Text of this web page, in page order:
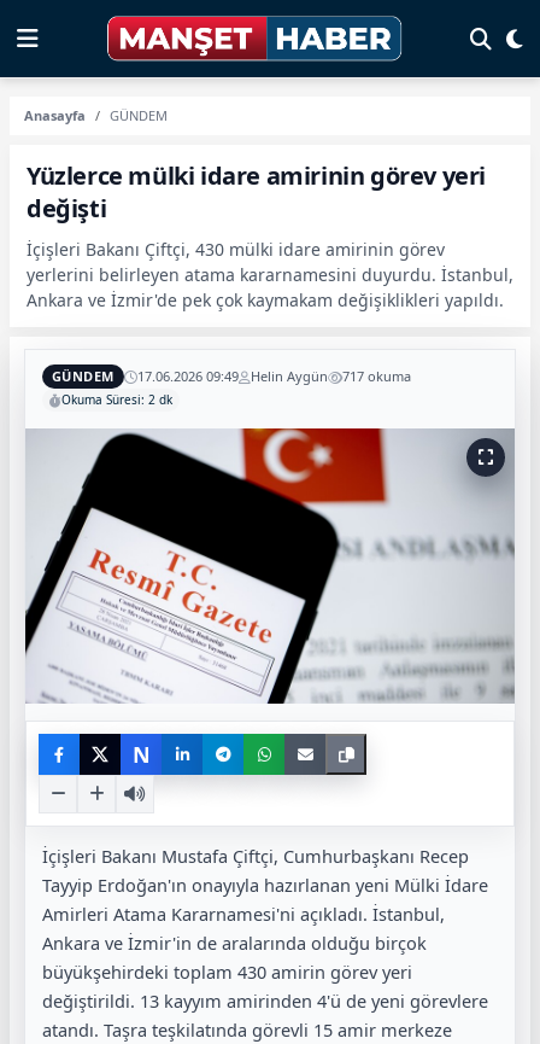
Anasayfa GÜNDEM
Yüzlerce mülki idare amirinin görev yeri
değişti
İçişleri Bakanı Çiftçi, 430 mülki idare amirinin görev
yerlerini belirleyen atama kararnamesini duyurdu. İstanbul,
Ankara ve İzmir'de pek çok kaymakam değişiklikleri yapıldı.
GÜNDEM 17.06.2026 09:49 Helin Aygün 717 okuma
Okuma Süresi: 2 dk
N
İçişleri Bakanı Mustafa Çiftçi, Cumhurbaşkanı Recep
Tayyip Erdoğan'ın onayıyla hazırlanan yeni Mülki İdare
Amirleri Atama Kararnamesi'ni açıkladı. İstanbul,
Ankara ve İzmir'in de aralarında olduğu birçok
büyükşehirdeki toplam 430 amirin görev yeri
değiştirildi. 13 kayyım amirinden 4'ü de yeni görevlere
atandı. Taşra teşkilatında görevli 15 amir merkeze